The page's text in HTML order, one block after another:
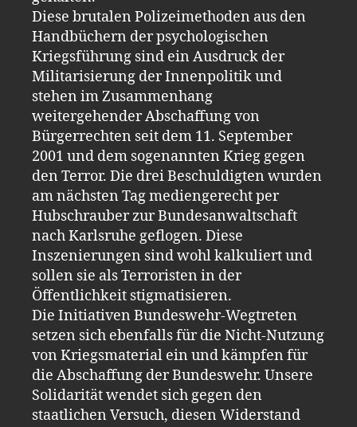
Diese brutalen Polizeimethoden aus den
Handbüchern der psychologischen
Kriegsführung sind ein Ausdruck der
Militarisierung der Innenpolitik und
stehen im Zusammenhang
weitergehender Abschaffung von
Bürgerrechten seit dem 11. September
2001 und dem sogenannten Krieg gegen
den Terror. Die drei Beschuldigten wurden
am nächsten Tag mediengerecht per
Hubschrauber zur Bundesanwaltschaft
nach Karlsruhe geflogen. Diese
Inszenierungen sind wohl kalkuliert und
sollen sie als Terroristen in der
Öffentlichkeit stigmatisieren.
Die Initiativen Bundeswehr-Wegtreten
setzen sich ebenfalls für die Nicht-Nutzung
von Kriegsmaterial ein und kämpfen für
die Abschaffung der Bundeswehr. Unsere
Solidarität wendet sich gegen den
staatlichen Versuch, diesen Widerstand